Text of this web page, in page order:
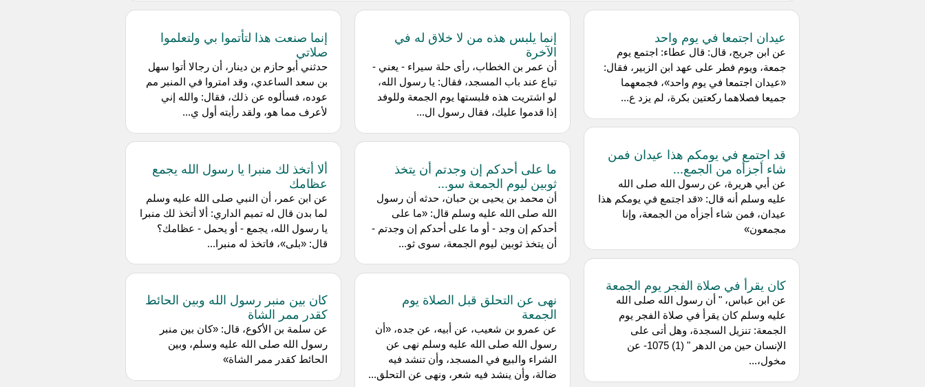
عيدان اجتمعا في يوم واحد
عن ابن جريج، قال: قال عطاء: اجتمع يوم
جمعة، ويوم فطر على عهد ابن الزبير، فقال:
«عيدان اجتمعا في يوم واحد»، فجمعهما
جميعا فصلاهما ركعتين بكرة، لم يزد ع...
قد اجتمع في يومكم هذا عيدان فمن
شاء أجزأه من الجمع...
عن أبي هريرة، عن رسول الله صلى الله
عليه وسلم أنه قال: «قد اجتمع في يومكم هذا
عيدان، فمن شاء أجزأه من الجمعة، وإنا
مجمعون»
كان يقرأ في صلاة الفجر يوم الجمعة
عن ابن عباس، " أن رسول الله صلى الله
عليه وسلم كان يقرأ في صلاة الفجر يوم
الجمعة: تنزيل السجدة، وهل أتى على
الإنسان حين من الدهر " (1) 1075- عن
مخول،...
إنما يلبس هذه من لا خلاق له في
الآخرة
أن عمر بن الخطاب، رأى حلة سيراء - يعني -
تباع عند باب المسجد، فقال: يا رسول الله،
لو اشتريت هذه فلبستها يوم الجمعة وللوفد
إذا قدموا عليك، فقال رسول ال...
ما على أحدكم إن وجدتم أن يتخذ
ثوبين ليوم الجمعة سو...
أن محمد بن يحيى بن حبان، حدثه أن رسول
الله صلى الله عليه وسلم قال: «ما على
أحدكم إن وجد - أو ما على أحدكم إن وجدتم -
أن يتخذ ثوبين ليوم الجمعة، سوى ثو...
نهى عن التحلق قبل الصلاة يوم
الجمعة
عن عمرو بن شعيب، عن أبيه، عن جده، «أن
رسول الله صلى الله عليه وسلم نهى عن
الشراء والبيع في المسجد، وأن تنشد فيه
ضالة، وأن ينشد فيه شعر، ونهى عن التحلق...
إنما صنعت هذا لتأتموا بي ولتعلموا
صلاتي
حدثني أبو حازم بن دينار، أن رجالا أتوا سهل
بن سعد الساعدي، وقد امتروا في المنبر مم
عوده، فسألوه عن ذلك، فقال: والله إني
لأعرف مما هو، ولقد رأيته أول ي...
ألا أتخذ لك منبرا يا رسول الله يجمع
عظامك
عن ابن عمر، أن النبي صلى الله عليه وسلم
لما بدن قال له تميم الداري: ألا أتخذ لك منبرا
يا رسول الله، يجمع - أو يحمل - عظامك؟
قال: «بلى»، فاتخذ له منبرا...
كان بين منبر رسول الله وبين الحائط
كقدر ممر الشاة
عن سلمة بن الأكوع، قال: «كان بين منبر
رسول الله صلى الله عليه وسلم، وبين
الحائط كقدر ممر الشاة»